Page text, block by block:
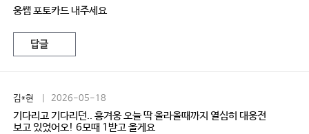
웅쌤 포토카드 내주세요
답글
김*현 | 2026-05-18
기다리고 기다리던.. 흥겨웅 오늘 딱 올라올때까지 열심히 대웅전
보고 있었어오! 6모때 1받고 올게요